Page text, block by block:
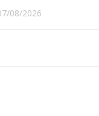
08/2026